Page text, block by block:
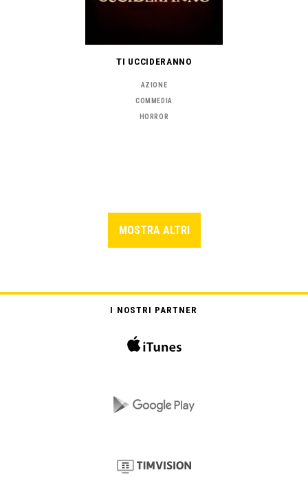
TI UCCIDERANNO
AZIONE
COMMEDIA
HORROR
MOSTRA ALTRI
I NOSTRI PARTNER